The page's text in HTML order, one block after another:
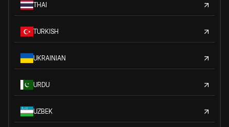
THAI
TURKISH
UKRAINIAN
URDU
UZBEK